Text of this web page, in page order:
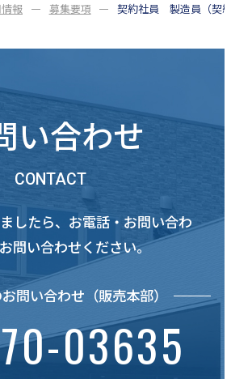
報 募集要項 契約社員 製造員（契
い合わせ
CONTACT
したら、お電話・お問い合わ
問い合わせください。
問い合わせ（販売本部）
03635